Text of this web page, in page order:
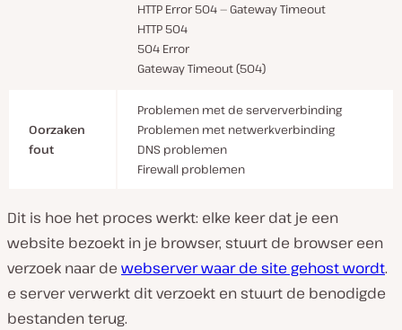
HTTP Error 504 — Gateway Timeout
HTTP 504
504 Error
Gateway Timeout (504)
Oorzaken
fout
Problemen met de serververbinding
Problemen met netwerkverbinding
DNS problemen
Firewall problemen
Dit is hoe het proces werkt: elke keer dat je een
website bezoekt in je browser, stuurt de browser een
verzoek naar de webserver waar de site gehost wordt.
e server verwerkt dit verzoekt en stuurt de benodigde
bestanden terug.